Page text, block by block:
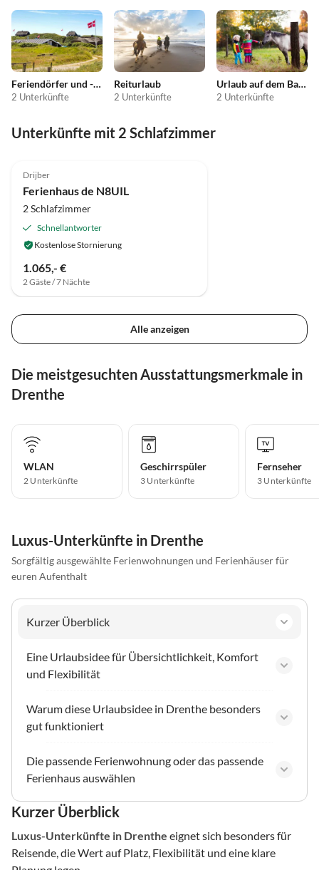
Feriendörfer und -anlagen
2 Unterkünfte
Reiturlaub
2 Unterkünfte
Urlaub auf dem Bauernhof
2 Unterkünfte
Unterkünfte mit 2 Schlafzimmer
Drijber
Ferienhaus de N8UIL
2 Schlafzimmer
Schnellantworter
Kostenlose Stornierung
1.065,- €
2 Gäste / 7 Nächte
Alle anzeigen
Die meistgesuchten Ausstattungsmerkmale in
Drenthe
WLAN
2 Unterkünfte
Geschirrspüler
3 Unterkünfte
Fernseher
3 Unterkünfte
Luxus-Unterkünfte in Drenthe
Sorgfältig ausgewählte Ferienwohnungen und Ferienhäuser für
euren Aufenthalt
Kurzer Überblick
Eine Urlaubsidee für Übersichtlichkeit, Komfort
und Flexibilität
Warum diese Urlaubsidee in Drenthe besonders
gut funktioniert
Die passende Ferienwohnung oder das passende
Ferienhaus auswählen
Kurzer Überblick
Luxus-Unterkünfte in Drenthe eignet sich besonders für
Reisende, die Wert auf Platz, Flexibilität und eine klare